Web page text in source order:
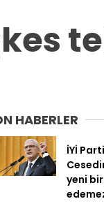
HABERLER
İYİ
yeni